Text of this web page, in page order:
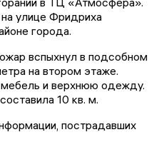
улице Фридриха
города.
вспыхнул в подсобном
на втором этаже.
мебель и верхнюю одежду.
10 кв. м.
пострадавших